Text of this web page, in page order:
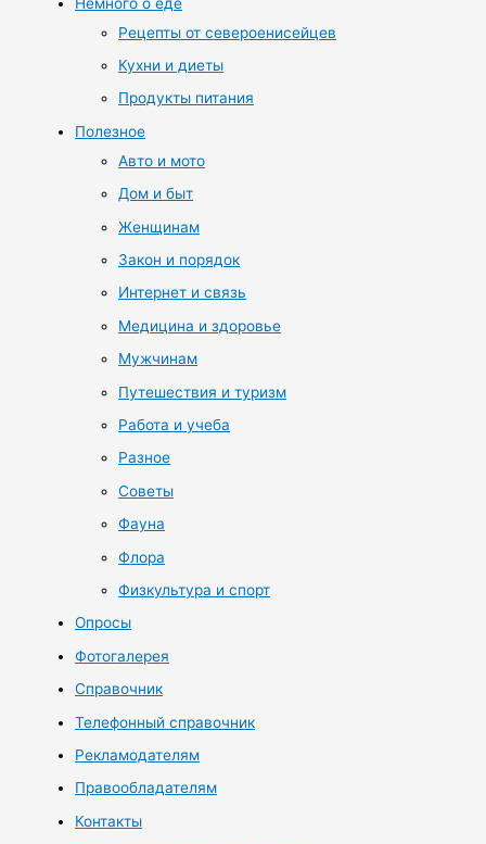
Рецепты от североенисейцев
Кухни и диеты
Продукты питания
Полезное
Авто и мото
Дом и быт
Женщинам
Закон и порядок
Интернет и связь
Медицина и здоровье
Мужчинам
Путешествия и туризм
Работа и учеба
Разное
Советы
Фауна
Флора
Физкультура и спорт
Опросы
Фотогалерея
Справочник
Телефонный справочник
Рекламодателям
Правообладателям
Контакты